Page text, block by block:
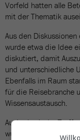
Vorfeld hatten alle
mit der Thematik
Aus den
wurde etwa die Idee
diskutiert, damit
und unterschiedliche
Ebenfalls im Raum
für die Reisebranche
Wissensaustausch.
Auch physische
wurden angeregt,